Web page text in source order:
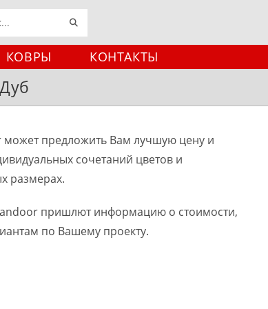
КОВРЫ КОНТАКТЫ
предложить Вам лучшую цену и
сочетаний цветов и
размерах.
пришлют информацию о стоимости,
по Вашему проекту.